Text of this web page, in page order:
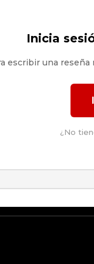
Inicia
escribir una
¿No